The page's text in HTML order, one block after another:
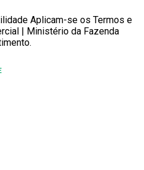
Aplicam-se os Termos e
| Ministério da Fazenda